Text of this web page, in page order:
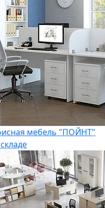
мебель "ПОЙНТ"